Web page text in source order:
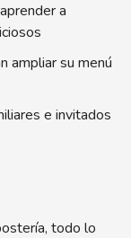
a
ampliar su menú
e invitados
todo lo